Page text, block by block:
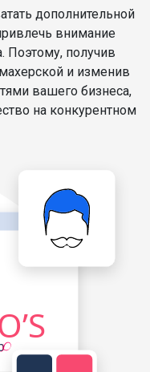
дополнительной
внимание
Поэтому, получив
и изменив
вашего бизнеса,
на конкурентном